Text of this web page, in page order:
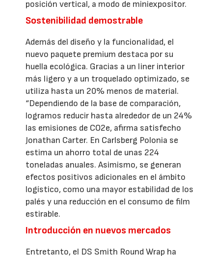
posición vertical, a modo de miniexpositor.
Sostenibilidad demostrable
Además del diseño y la funcionalidad, el
nuevo paquete premium destaca por su
huella ecológica. Gracias a un liner interior
más ligero y a un troquelado optimizado, se
utiliza hasta un 20% menos de material.
“Dependiendo de la base de comparación,
logramos reducir hasta alrededor de un 24%
las emisiones de CO2e, afirma satisfecho
Jonathan Carter. En Carlsberg Polonia se
estima un ahorro total de unas 224
toneladas anuales. Asimismo, se generan
efectos positivos adicionales en el ámbito
logístico, como una mayor estabilidad de los
palés y una reducción en el consumo de film
estirable.
Introducción en nuevos mercados
Entretanto, el DS Smith Round Wrap ha